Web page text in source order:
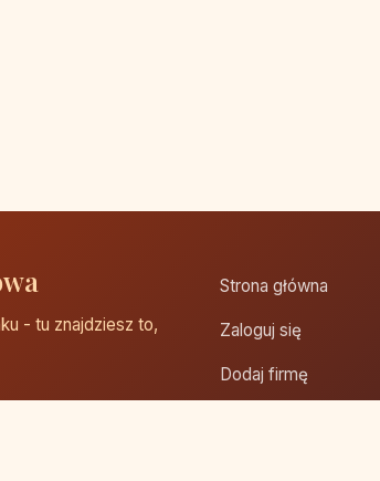
- tu znajdziesz to,
Strona główna
Zaloguj się
Dodaj firmę